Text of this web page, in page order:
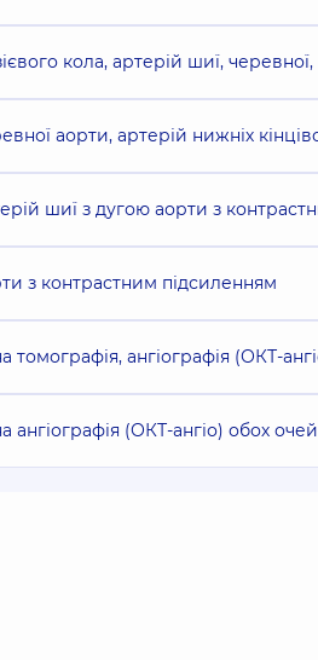
кола, артерій шиї,
аорти, артерій нижніх
шиї з дугою аорти з
з контрастним підсиленням
томографія, ангіографія (ОКТ-
ангіографія (ОКТ-ангіо) обох очей